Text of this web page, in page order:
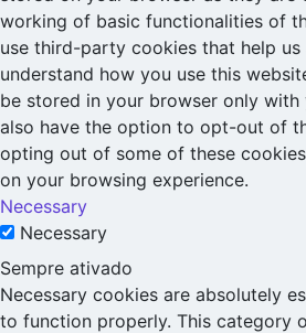
working of basic functionalities of
use third-party cookies that help us
understand how you use this
be stored in your browser only with
also have the option to opt-out of
opting out of some of these
on your browsing experience.
Necessary
Necessary
Sempre ativado
Necessary cookies are absolutely
to function properly. This category